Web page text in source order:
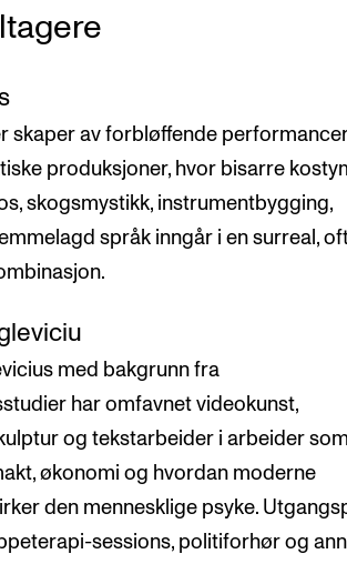
skaper av forbløffende
produksjoner, hvor bisarre
skogsmystikk, instrumentbygging,
språk inngår i en surreal,
med bakgrunn fra
har omfavnet videokunst,
og tekstarbeider i arbeider
økonomi og hvordan moderne
den mennesklige psyke.
sessions, politiforhør og